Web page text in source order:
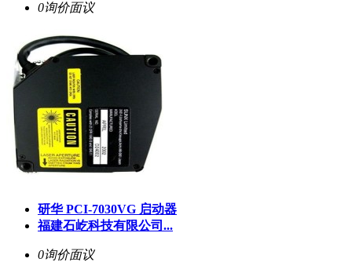
0询价面议
研华 PCI-7030VG 启动器
福建石屹科技有限公司...
0询价面议